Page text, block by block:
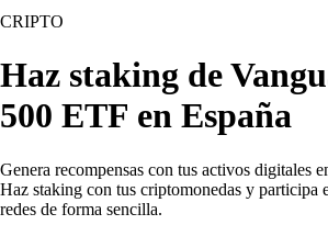
CRIPTO
Haz staking de
500 ETF en España
Genera recompensas con tus activos digitales
Haz staking con tus criptomonedas y participa
redes de forma sencilla.